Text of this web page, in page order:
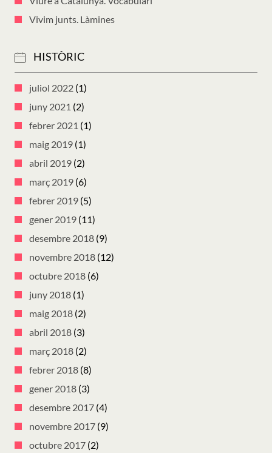
Vivim junts. Làmines
HISTÒRIC
juliol 2022 (1)
juny 2021 (2)
febrer 2021 (1)
maig 2019 (1)
abril 2019 (2)
març 2019 (6)
febrer 2019 (5)
gener 2019 (11)
desembre 2018 (9)
novembre 2018 (12)
octubre 2018 (6)
juny 2018 (1)
maig 2018 (2)
abril 2018 (3)
març 2018 (2)
febrer 2018 (8)
gener 2018 (3)
desembre 2017 (4)
novembre 2017 (9)
octubre 2017 (2)